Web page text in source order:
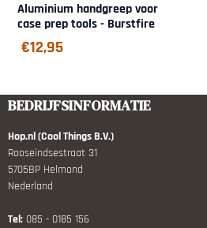
Aluminium handgreep voor
case prep tools - Burstfire
€12,95
BEDRIJFSINFORMATIE
Hop.nl (Cool Things B.V.)
Rooseindsestraat 31
5705BP Helmond
Nederland
Tel: 085 - 0185 156